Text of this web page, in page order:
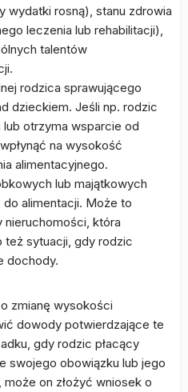
wydatki rosną), stanu zdrowia
leczenia lub rehabilitacji),
talentów
rodzica sprawującego
dzieckiem. Jeśli np. rodzic
otrzyma wsparcie od
na wysokość
alimentacyjnego.
lub majątkowych
alimentacji. Może to
która
też sytuacji, gdy rodzic
dochody.
zmianę wysokości
dowody potwierdzające te
gdy rodzic płacący
swojego obowiązku lub jego
może on złożyć wniosek o